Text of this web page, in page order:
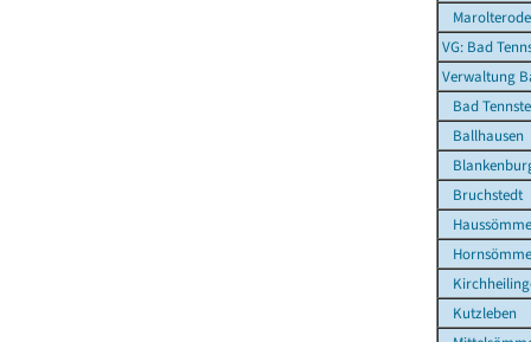
Marolterode
VG: Bad
Verwaltung
Bad
Ballhausen
Bruchstedt
Kutzleben